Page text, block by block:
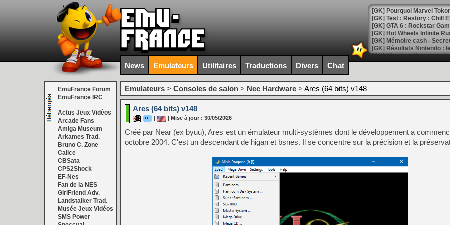
[GK] Pourquoi Marvel
[GK] Test : Restory : Chill
[GK] GTA 6 : Rockstar
[GK] Hot Wheels Infinite
[GK] Mémoire cash -
[GK] Résultats Nintendo :
[GK] Déjà des
[Mo5] Brickboy cherche à
[GK] Minecraft et ses «
[GK] Beast of
[GK] Ubisoft : fin de partie
[GK] Mémoire cash -
[GK] Dan Houser (GTA)
[GK] Comment EA Sports
[GK] Crimson Moon : un
[GK] Isle of Reveries : le
[GK] Moonlighter 2 : The
[GK] Capcom relance
[Mo5] Deux inédits du
[GK] Le beat'em up The
[GK] Endless Legend 2 :
News Emulateurs Utilitaires Traductions Divers Chat
EmuFrance Forum
EmuFrance IRC
===================
Actus Jeux Vidéos
Arcade Fans
Amiga Museum
Arkames Trad.
Bruno C. Zone
Calice
CBSata
CPS2Shock
EF-Nes
Fan de la NES
GirlFriend Adv.
Landstalker Trad.
Musée Jeux Vidéos
SMS Power
Emulateurs > Consoles de salon > Nec Hardware > Ares (64 bits) v148
Ares (64 bits) v148
| Mise à jour : 30/05/2026
Créé par Near (ex byuu), Ares est un émulateur multi-systèmes dont le développement a
octobre 2004. C'est un descendant de higan et bsnes. Il se concentre sur la précision et la